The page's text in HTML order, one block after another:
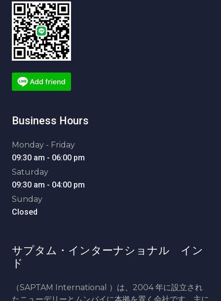
Business Hours
Monday - Friday
09:30 am - 06:00 pm
Saturday
09:30 am - 04:00 pm
Sunday
Closed
サプタム・インターナショナル イン
ド
（SAPTAM International ）は、2004 年に設立され